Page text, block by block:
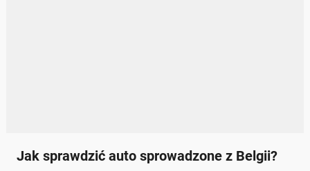
Jak sprawdzić auto sprowadzone z Belgii?